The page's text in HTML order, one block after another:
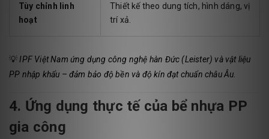
Tùy chỉnh linh
hoạt
Thiết kế theo dung tích, hình dáng, vị
trí xả.
💡 IPF Việt Nam ứng dụng công nghệ hàn Đức (Leister) và vật liệu
PP nhập khẩu – đảm bảo độ bền và độ kín đạt chuẩn châu Âu.
4. Ứng dụng thực tế của bể nhựa PP
gia công